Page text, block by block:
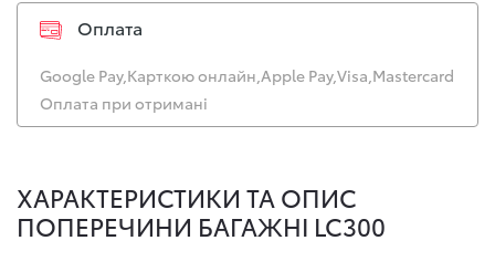
Оплата
Google Pay,Карткою онлайн,Apple Pay,Visa,Mastercard
Оплата при отримані
ХАРАКТЕРИСТИКИ ТА ОПИС
ПОПЕРЕЧИНИ БАГАЖНІ LC300